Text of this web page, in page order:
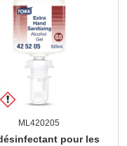
ML420205
pour les